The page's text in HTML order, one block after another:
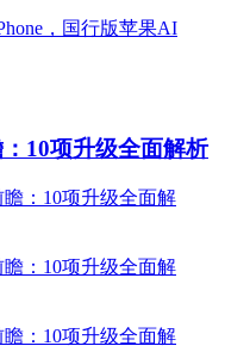
10项升级全面解析